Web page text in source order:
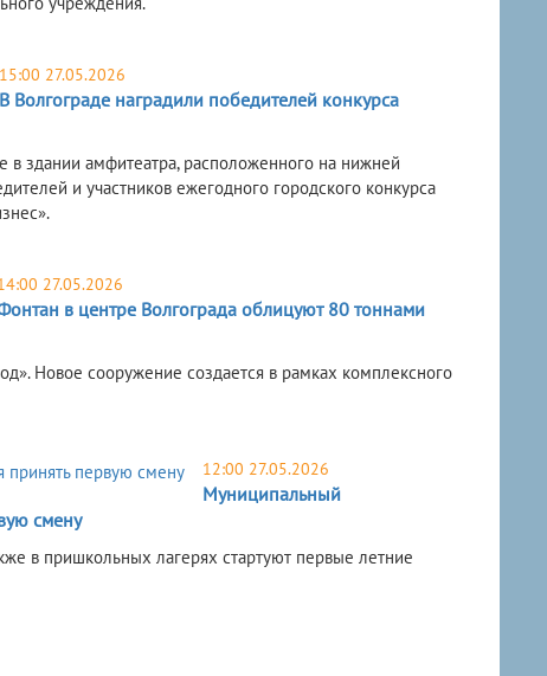
15:00 27.05.2026
В Волгограде наградили победителей конкурса
в здании амфитеатра, расположенного на нижней
и участников ежегодного городского конкурса
27.05.2026
в центре Волгограда облицуют 80 тоннами
Новое сооружение создается в рамках комплексного
12:00 27.05.2026
Муниципальный
смену
в пришкольных лагерях стартуют первые летние